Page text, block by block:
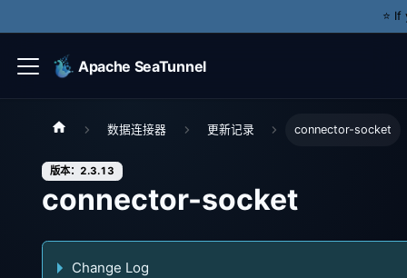
⭐️
Apache SeaTunnel
数据连接器 更新记录 connector-socket
版本：2.3.13
connector-socket
Change Log